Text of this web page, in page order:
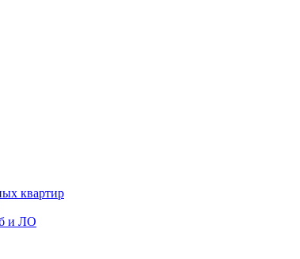
квартир
и ЛО